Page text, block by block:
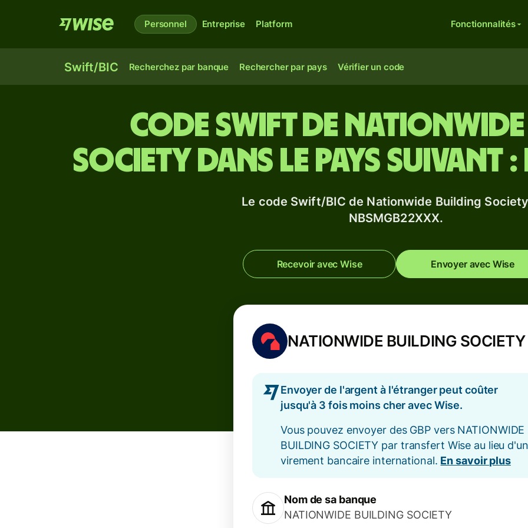
Personnel Entreprise Platform Fonctionnalités
Swift/BIC Recherchez par banque Rechercher par pays Vérifier un code
Code Swift de
Society dans le pays suivant :
Le code Swift/BIC de Nationwide Building
NBSMGB22XXX.
Recevoir avec Wise Envoyer avec Wise
NATIONWIDE BUILDING SOCIETY
Envoyer de l'argent à l'étranger peut coûter
jusqu'à 3 fois moins cher avec Wise.
Vous pouvez envoyer des GBP vers NATIONWIDE
BUILDING SOCIETY par transfert Wise au lieu d'un
virement bancaire international. En savoir plus
Nom de sa banque
NATIONWIDE BUILDING SOCIETY